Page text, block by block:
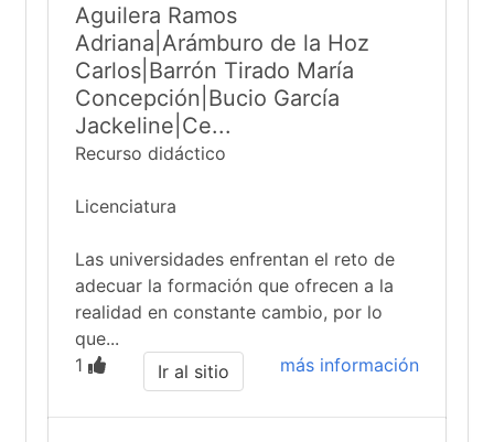
Aguilera Ramos
Adriana|Arámburo de la Hoz
Carlos|Barrón Tirado María
Concepción|Bucio García
Jackeline|Ce...
Recurso didáctico
Licenciatura
Las universidades enfrentan el reto de
adecuar la formación que ofrecen a la
realidad en constante cambio, por lo
que...
1
más información
Ir al sitio